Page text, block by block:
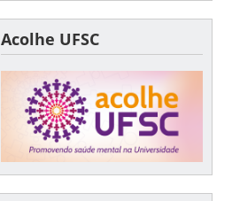
Acolhe UFSC